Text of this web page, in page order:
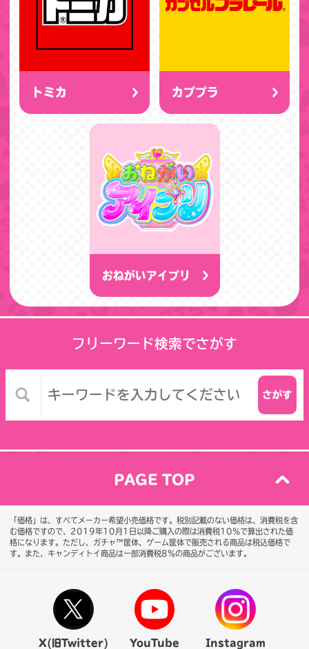
トミカ カププラ
おねがいアイプリ
フリーワード検索でさがす
PAGE TOP
「価格」は、すべてメーカー希望小売価格です。税別記載のない価格は、消費税を含
む価格ですので、2019年10月1日以降ご購入の際は消費税10％で算出された価
格になります。 ただし、ガチャ™筐体、ゲーム筐体で販売される商品は税込価格で
す。また、キャンディトイ商品は一部消費税8％の商品がございます。
X(旧Twitter) YouTube Instagram